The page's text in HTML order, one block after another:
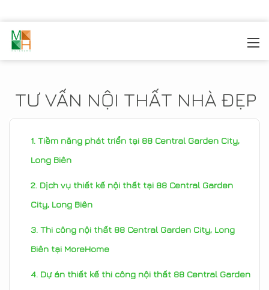
TƯ VẤN NỘI THẤT NHÀ ĐẸP
Tiềm năng phát triển tại 88 Central Garden City,
Long Biên
Dịch vụ thiết kế nội thất tại 88 Central Garden
City, Long Biên
Thi công nội thất 88 Central Garden City, Long
Biên tại MoreHome
Dự án thiết kế thi công nội thất 88 Central Garden